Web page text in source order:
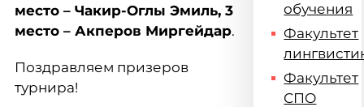
место – Чакир-Оглы Эмиль, 3
место – Акперов Миргейдар.
Поздравляем призеров
турнира!
обучения
Факультет
Факультет
СПО